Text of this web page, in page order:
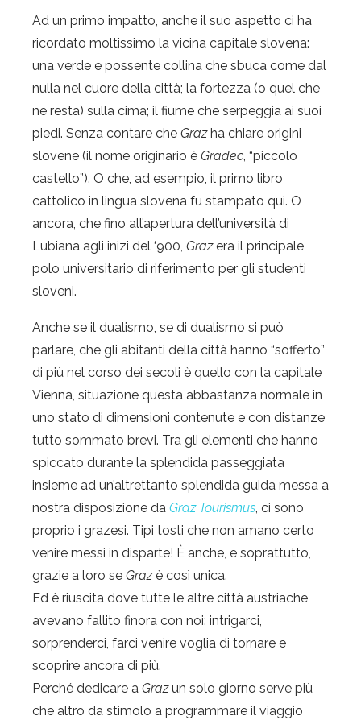
Ad un primo impatto, anche il suo aspetto ci ha
ricordato moltissimo la vicina capitale slovena:
una verde e possente collina che sbuca come dal
nulla nel cuore della città; la fortezza (o quel che
ne resta) sulla cima; il fiume che serpeggia ai suoi
piedi. Senza contare che Grazha chiare origini
slovene (il nome originario è Gradec, “piccolo
castello”). O che, ad esempio, il primo libro
cattolico in lingua slovena fu stampato qui. O
ancora, che fino all’apertura dell’università di
Lubiana agli inizi del ‘900, Grazera il principale
polo universitario di riferimento per gli studenti
sloveni.
Anche se il dualismo, se di dualismo si può
parlare, che gli abitanti della città hanno “sofferto”
di più nel corso dei secoli è quello con la capitale
Vienna, situazione questa abbastanza normale in
uno stato di dimensioni contenute e con distanze
tutto sommato brevi. Tra gli elementi che hanno
spiccato durante la splendida passeggiata
insieme ad un’altrettanto splendida guida messa a
nostra disposizione da Graz Tourismus, ci sono
proprio i grazesi. Tipi tosti che non amano certo
venire messi in disparte! È anche, e soprattutto,
grazie a loro se Grazè così unica.
Ed è riuscita dove tutte le altre città austriache
avevano fallito finora con noi: intrigarci,
sorprenderci, farci venire voglia di tornare e
scoprire ancora di più.
Perché dedicare a Grazun solo giorno serve più
che altro da stimolo a programmare il viaggio